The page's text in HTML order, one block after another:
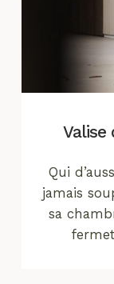
Valise
Qui
jamais
sa